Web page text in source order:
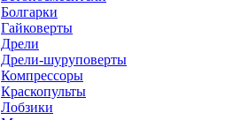
Болгарки
Гайковерты
Дрели
Дрели-шуруповерты
Компрессоры
Краскопульты
Лобзики